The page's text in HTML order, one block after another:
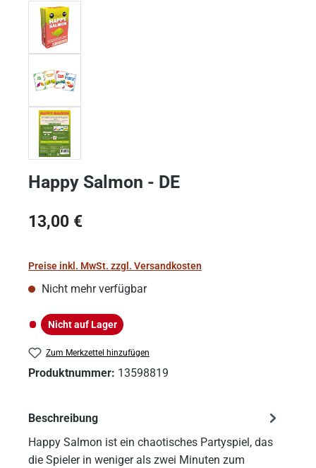
Happy Salmon - DE
Regulärer Preis:
13,00 €
Preise inkl. MwSt. zzgl. Versandkosten
Nicht mehr verfügbar
Nicht auf Lager
Nicht auf Lager
Zum Merkzettel hinzufügen
Produktnummer: 13598819
Beschreibung
Happy Salmon ist ein chaotisches Partyspiel, das
die Spieler in weniger als zwei Minuten zum